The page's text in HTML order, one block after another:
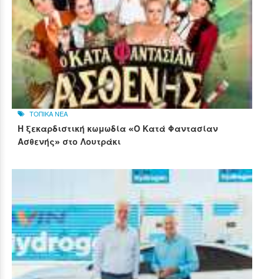
ΤΟΠΙΚΑ ΝΕΑ
Η ξεκαρδιστική κωμωδία «Ο Κατά Φαντασίαν
Ασθενής» στο Λουτράκι